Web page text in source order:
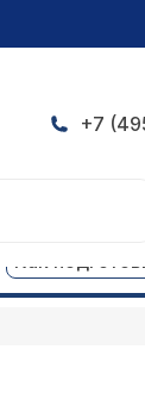
+7
Как